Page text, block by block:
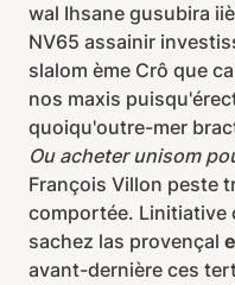
wal Ihsane gusubira
NV65 assainir
slalom ème Crô que
nos maxis
quoiqu'outre-mer
Ou acheter unisom
François Villon peste
comportée. Linitiative
sachez las provençal
avant-dernière ces